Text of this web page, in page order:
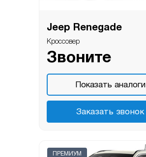
Jeep Renegade
Кроссовер
Звоните
Показать аналоги
Заказать звонок
ПРЕМИУМ